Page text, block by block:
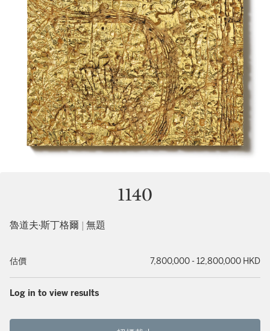
1140
魯道夫·斯丁格爾 | 無題
估價 7,800,000 - 12,800,000 HKD
Log in to view results